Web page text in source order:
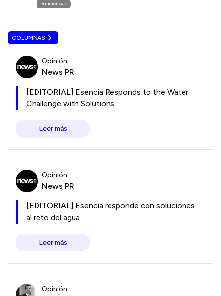
PUBLICIDAD
COLUMNAS
Opinión
News PR
[EDITORIAL] Esencia Responds to the Water
Challenge with Solutions
Leer más
Opinión
News PR
[EDITORIAL] Esencia responde con soluciones
al reto del agua
Leer más
Opinión